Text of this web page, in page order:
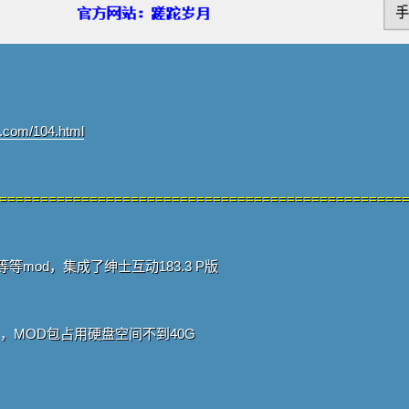
104.html
mod，集成了绅士互动183.3 P版
MOD包占用硬盘空间不到40G